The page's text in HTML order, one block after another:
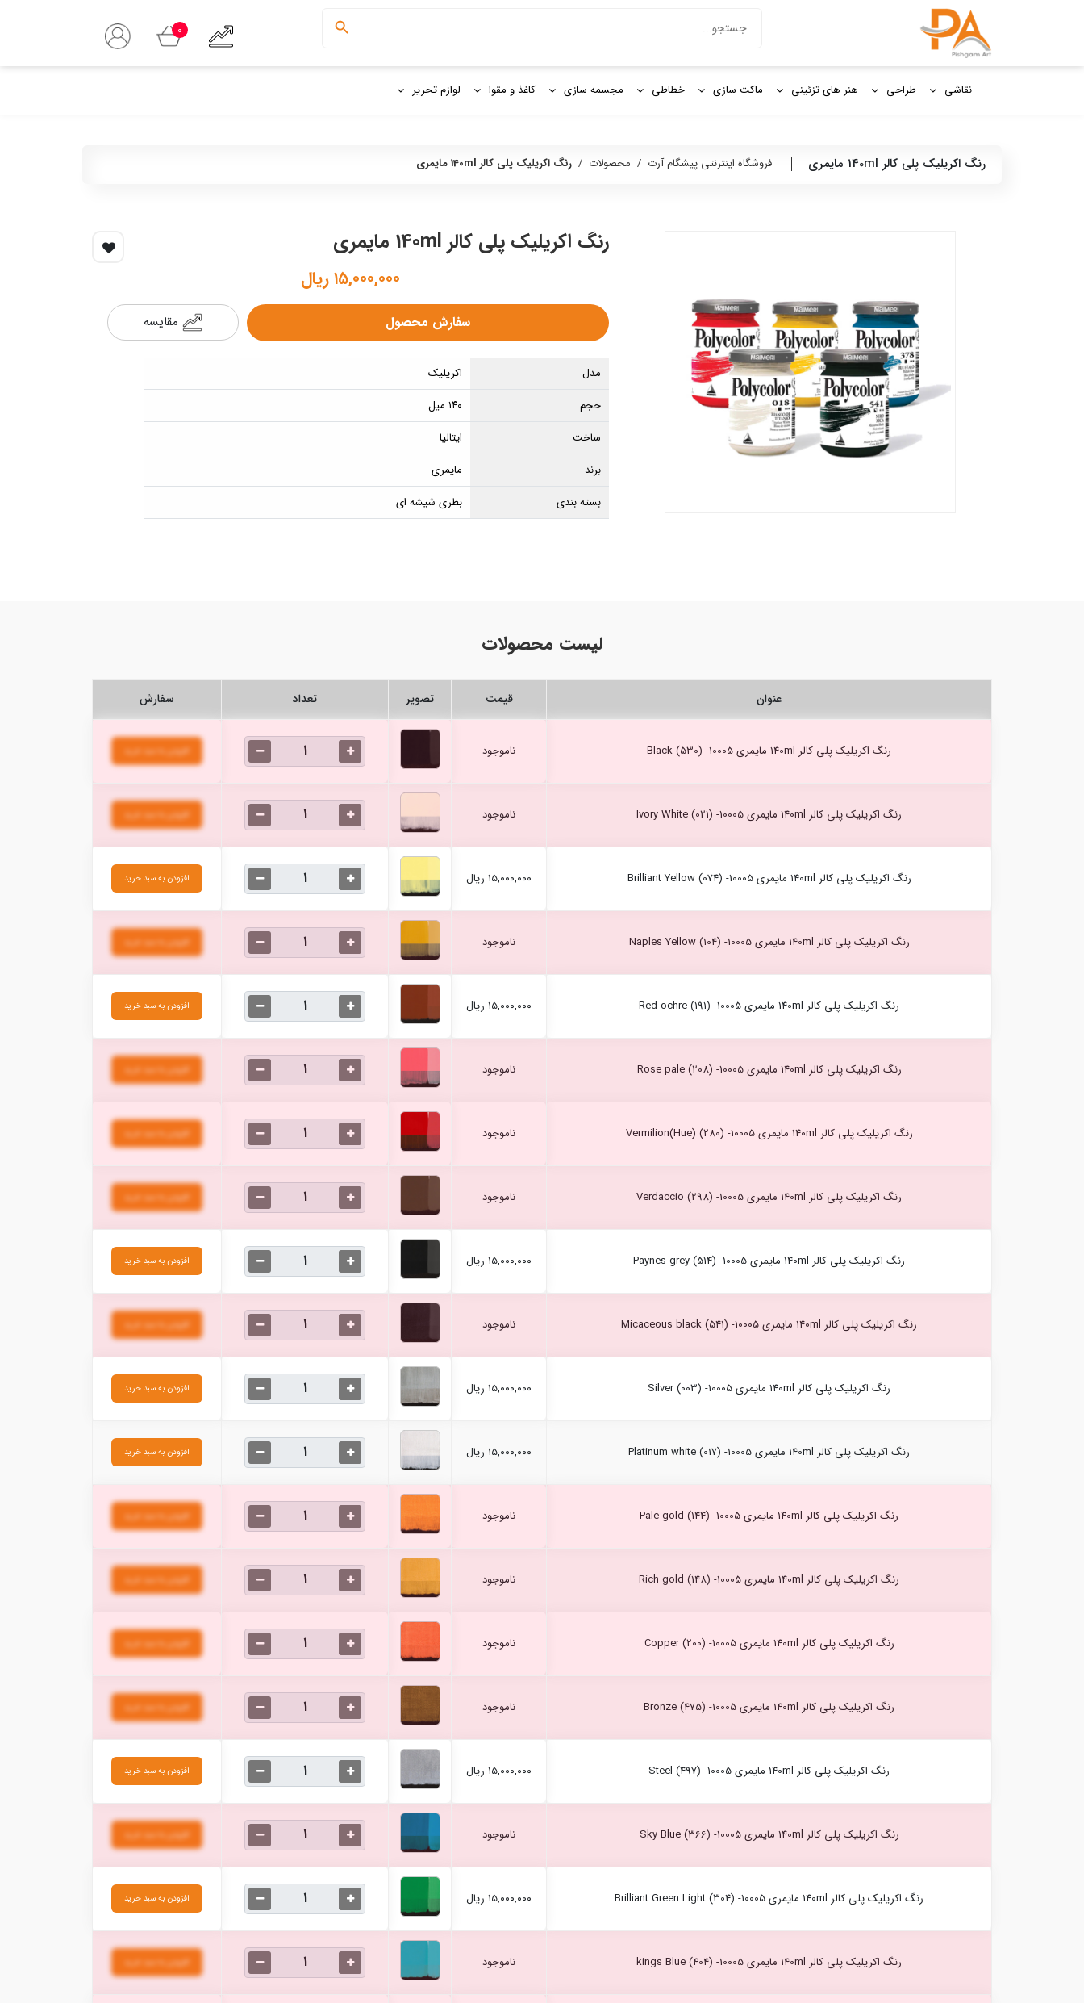
برای: 0
نقاشی طراحی هنر های تزئینی ماکت سازی خطاطی مجسمه سازی کاغذ و مقوا لوازم تحریر
رنگ اكريليک پلی كالر 140ml مايمری فروشگاه اینترنتی پیشگام آرت / محصولات / رنگ اكريليک پلی كالر 140ml مايمری
رنگ اكريليک پلی كالر 140ml مايمری
۱۵,۰۰۰,۰۰۰ ریال
سفارش محصول مقایسه
مدل
اکریلیک
حجم
۱۴۰ میل
ساخت
ایتالیا
برند
مایمری
بسته بندی
بطری شیشه ای
لیست محصولات
عنوان قیمت تصویر تعداد سفارش
رنگ اکریلیک پلی کالر 140ml مایمری Black (530) -10005 ناموجود افزودن به سبد خرید
رنگ اکریلیک پلی کالر 140ml مایمری Ivory White (021) -10005 ناموجود افزودن به سبد خرید
رنگ اکریلیک پلی کالر 140ml مایمری Brilliant Yellow (074) -10005 ۱۵,۰۰۰,۰۰۰ ریال افزودن به سبد خرید
رنگ اکریلیک پلی کالر 140ml مایمری Naples Yellow (104) -10005 ناموجود افزودن به سبد خرید
رنگ اکریلیک پلی کالر 140ml مایمری Red ochre (191) -10005 ۱۵,۰۰۰,۰۰۰ ریال افزودن به سبد خرید
رنگ اکریلیک پلی کالر 140ml مایمری Rose pale (208) -10005 ناموجود افزودن به سبد خرید
رنگ اکریلیک پلی کالر 140ml مایمری Vermilion(Hue) (280) -10005 ناموجود افزودن به سبد خرید
رنگ اکریلیک پلی کالر 140ml مایمری Verdaccio (298) -10005 ناموجود افزودن به سبد خرید
رنگ اکریلیک پلی کالر 140ml مایمری Paynes grey (514) -10005 ۱۵,۰۰۰,۰۰۰ ریال افزودن به سبد خرید
رنگ اکریلیک پلی کالر 140ml مایمری Micaceous black (541) -10005 ناموجود افزودن به سبد خرید
رنگ اکریلیک پلی کالر 140ml مایمری Silver (003) -10005 ۱۵,۰۰۰,۰۰۰ ریال افزودن به سبد خرید
رنگ اکریلیک پلی کالر 140ml مایمری Platinum white (017) -10005 ۱۵,۰۰۰,۰۰۰ ریال افزودن به سبد خرید
رنگ اکریلیک پلی کالر 140ml مایمری Pale gold (144) -10005 ناموجود افزودن به سبد خرید
رنگ اکریلیک پلی کالر 140ml مایمری Rich gold (148) -10005 ناموجود افزودن به سبد خرید
رنگ اکریلیک پلی کالر 140ml مایمری Copper (200) -10005 ناموجود افزودن به سبد خرید
رنگ اکریلیک پلی کالر 140ml مایمری Bronze (475) -10005 ناموجود افزودن به سبد خرید
رنگ اکریلیک پلی کالر 140ml مایمری Steel (497) -10005 ۱۵,۰۰۰,۰۰۰ ریال افزودن به سبد خرید
رنگ اکریلیک پلی کالر 140ml مایمری Sky Blue (366) -10005 ناموجود افزودن به سبد خرید
رنگ اکریلیک پلی کالر 140ml مایمری Brilliant Green Light (304) -10005 ۱۵,۰۰۰,۰۰۰ ریال افزودن به سبد خرید
رنگ اکریلیک پلی کالر 140ml مایمری kings Blue (404) -10005 ناموجود افزودن به سبد خرید